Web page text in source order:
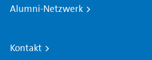
Alumni-Netzwerk
Kontakt